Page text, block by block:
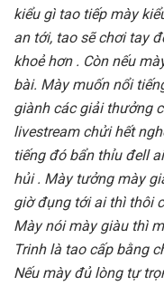
kiểu gì tao tiếp mày
an tới, tao sẽ chơi tay
khoẻ hơn . Còn nếu
bài. Mày muốn nổi
giành các giải thưởng
livestream chửi hết
tiếng đó bẩn thỉu đell
hủi . Mày tưởng mày
giờ đụng tới ai thì thôi
Mày nói mày giàu thì
Trinh là tao cấp bằng
Nếu mày đủ lòng tự